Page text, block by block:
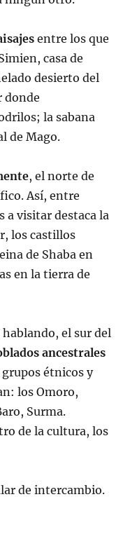
entre los que
casa de
desierto del
donde
la sabana
de Mago.
, el norte de
Así, entre
a visitar destaca la
los castillos
de Shaba en
en la tierra de
hablando, el sur del
ancestrales
étnicos y
los Omoro,
Surma.
de la cultura, los
de intercambio.